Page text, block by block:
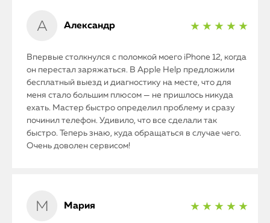
Александр ★ ★ ★ ★ ★
Впервые столкнулся с поломкой моего iPhone 12, когда
он перестал заряжаться. В Apple Help предложили
бесплатный выезд и диагностику на месте, что для
меня стало большим плюсом — не пришлось никуда
ехать. Мастер быстро определил проблему и сразу
починил телефон. Удивило, что все сделали так
быстро. Теперь знаю, куда обращаться в случае чего.
Очень доволен сервисом!
Мария ★ ★ ★ ★ ★